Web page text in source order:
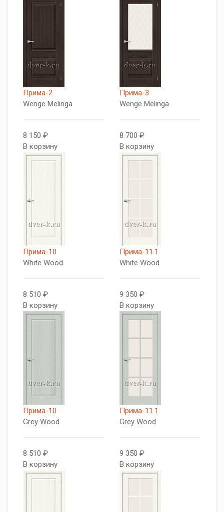
Прима-2
Wenge Melinga
8 150 ₽
В корзину
Прима-3
Wenge Melinga
8 700 ₽
В корзину
Прима-10
White Wood
8 510 ₽
В корзину
Прима-11.1
White Wood
9 350 ₽
В корзину
Прима-10
Grey Wood
8 510 ₽
В корзину
Прима-11.1
Grey Wood
9 350 ₽
В корзину